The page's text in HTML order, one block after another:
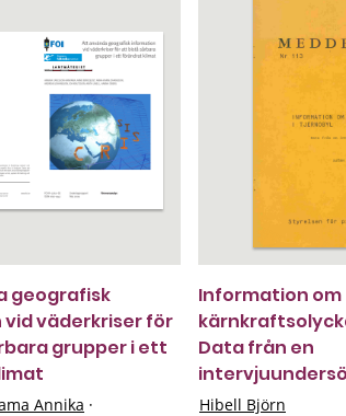
geografisk
väderkriser för
grupper i ett
Annika ·
Information om
Data från en
Hibell Björn